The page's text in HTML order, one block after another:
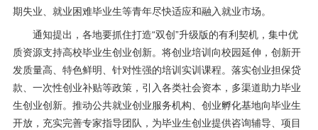
期失业、就业困难毕业生等青年尽快适应和融入就业市场。
通知提出，各地要抓住打造“双创”升级版的有利契机，集中优
质资源支持高校毕业生创业创新。将创业培训向校园延伸，创新开
发质量高、特色鲜明、针对性强的培训实训课程。落实创业担保贷
款、一次性创业补贴等政策，引入各类社会资本，多渠道助力毕业
生创业创新。推动公共就业创业服务机构、创业孵化基地向毕业生
开放，充实完善专家指导团队，为毕业生创业提供咨询辅导、项目